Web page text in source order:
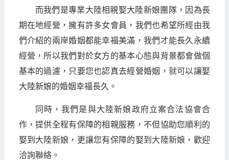
而我們是專業大陸相親娶大陸新娘團隊，因為長
期在地經營，擁有許多女會員，我們也希望所經由我
們介紹的兩岸婚姻都能幸福美滿，我們才能長久永續
經營，所以我們對於女方的基本心態與背景都會做個
基本的過濾，只要您也認真去經營婚姻，就可以讓娶
大陸新娘的婚姻幸福長久。
同時，我們是與大陸新娘政府立案合法協會合
作，提供全程有保障的相親服務，不但協助您順利的
娶到大陸新娘，更讓您有保障的娶到大陸新娘，歡迎
洽詢聯絡。